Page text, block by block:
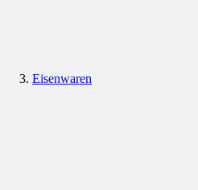
Eisenwaren